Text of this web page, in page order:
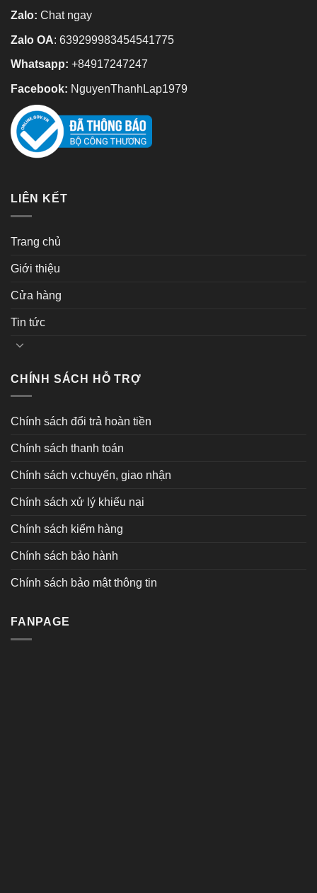
Zalo: Chat ngay
Zalo OA: 639299983454541775
Whatsapp: +84917247247
Facebook: NguyenThanhLap1979
LIÊN KẾT
Trang chủ
Giới thiệu
Cửa hàng
Tin tức
CHÍNH SÁCH HỖ TRỢ
Chính sách đổi trả hoàn tiền
Chính sách thanh toán
Chính sách v.chuyển, giao nhận
Chính sách xử lý khiếu nại
Chính sách kiểm hàng
Chính sách bảo hành
Chính sách bảo mật thông tin
FANPAGE